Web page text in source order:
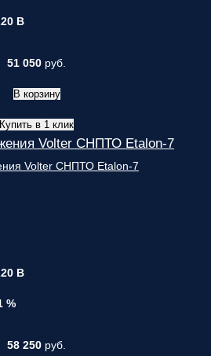
В
51 050 руб.
В корзину
Купить в 1 клик
Volter СНПТО Etalon-7
В
%
58 250 руб.